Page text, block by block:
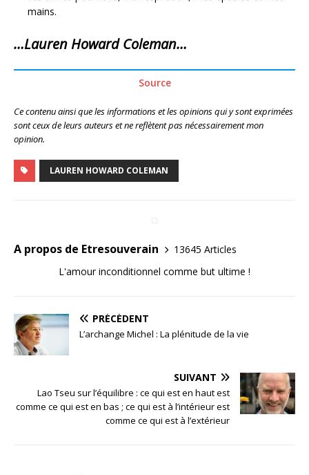
mains.
…Lauren Howard Coleman…
Source
Ce contenu ainsi que les informations et les opinions qui y sont exprimées
sont ceux de leurs auteurs et ne reflètent pas nécessairement mon
opinion.
LAUREN HOWARD COLEMAN
A propos de Etresouverain
13645 Articles
L'amour inconditionnel comme but ultime !
PRÉCÉDENT
L’archange Michel : La plénitude de la vie
SUIVANT
Lao Tseu sur l’équilibre : ce qui est en haut est
comme ce qui est en bas ; ce qui est à l’intérieur est
comme ce qui est à l’extérieur